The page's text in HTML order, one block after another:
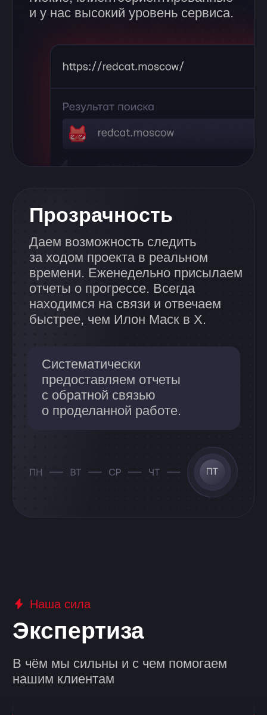
Читать в телеграм-канале
Как мы
работаем
Исследуем ваш бизнес, конкурентов
Если требуется, обновляем айдентику